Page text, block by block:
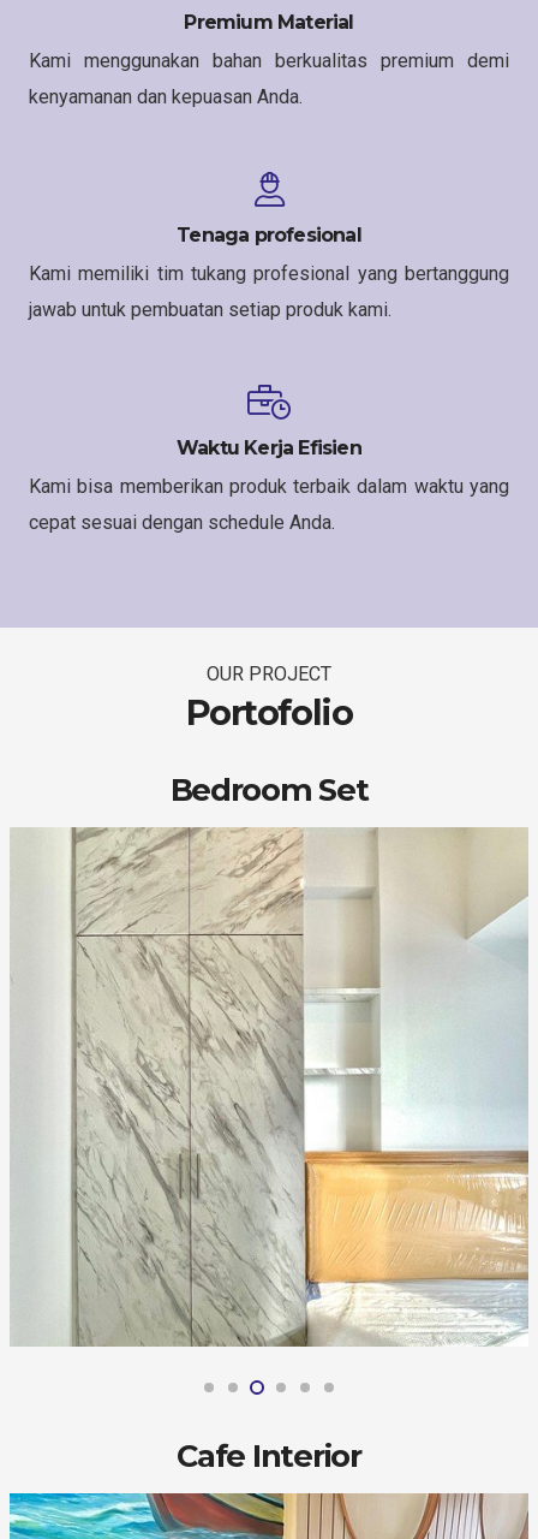
Premium Material
Kami menggunakan bahan berkualitas premium demi
kenyamanan dan kepuasan Anda.
Tenaga profesional
Kami memiliki tim tukang profesional yang bertanggung
jawab untuk pembuatan setiap produk kami.
Waktu Kerja Efisien
Kami bisa memberikan produk terbaik dalam waktu yang
cepat sesuai dengan schedule Anda.
OUR PROJECT
Portofolio
Bedroom Set
Cafe Interior